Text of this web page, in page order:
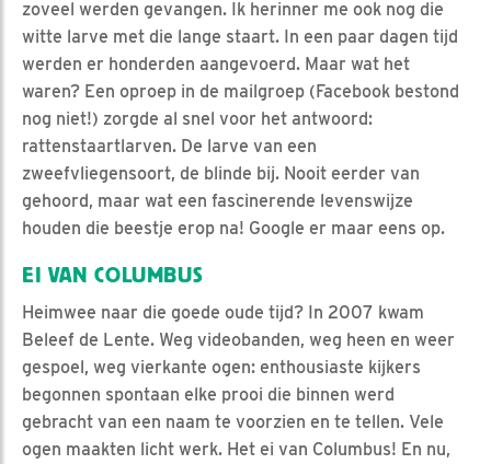
zoveel werden gevangen. Ik herinner me ook nog die
witte larve met die lange staart. In een paar dagen tijd
werden er honderden aangevoerd. Maar wat het
waren? Een oproep in de mailgroep (Facebook bestond
nog niet!) zorgde al snel voor het antwoord:
rattenstaartlarven. De larve van een
zweefvliegensoort, de blinde bij. Nooit eerder van
gehoord, maar wat een fascinerende levenswijze
houden die beestje erop na! Google er maar eens op.
EI VAN COLUMBUS
Heimwee naar die goede oude tijd? In 2007 kwam
Beleef de Lente. Weg videobanden, weg heen en weer
gespoel, weg vierkante ogen: enthousiaste kijkers
begonnen spontaan elke prooi die binnen werd
gebracht van een naam te voorzien en te tellen. Vele
ogen maakten licht werk. Het ei van Columbus! En nu,